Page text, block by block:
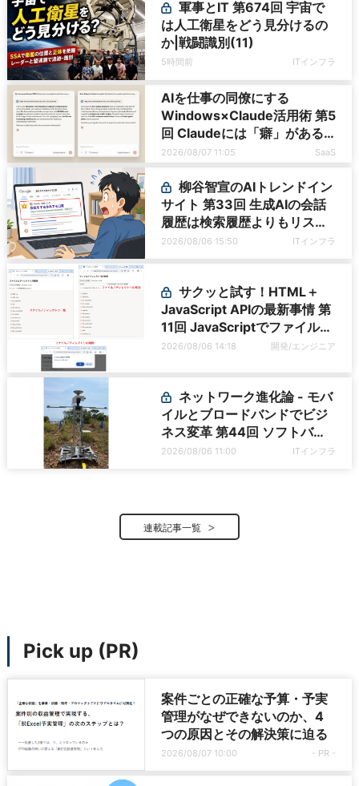
は人工衛星をどう見分けるの
か|戦闘識別(11)
5時間前 ITインフラ
AIを仕事の同僚にする
Windows×Claude活用術 第5
回 Claudeには「癖」がある
――戸惑いやすい7つの仕様
2026/08/07 11:05 SaaS
サイト 第33回 生成AIの会話
履歴は検索履歴よりもリスキ
ー？今のうちに情報漏洩対策
を万全にしておこう
2026/08/06 15:50 ITインフラ
JavaScript APIの最新事情 第
11回 JavaScriptでファイル管
理！Origin Private File
2026/08/06 14:18 開発/エンジニア
イルとブロードバンドでビジ
ネス変革 第44回 ソフトバン
クが「HAPS」のプレ商用サ
2026/08/06 11:00 ITインフラ
連載記事一覧
Pick up (PR)
案件ごとの正確な予算・予実
管理がなぜできないのか、4
つの原因とその解決策に迫る
2026/08/07 10:00 - PR -